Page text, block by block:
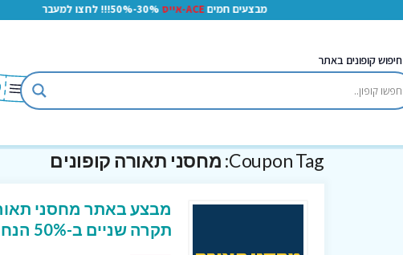
מבצעים חמיםACE-אייס 30%-50%!!! לחצו למעבר
חיפוש קופונים באתר
Coupon Tag: מחסני תאורה קופונים
מבצע באתר מחסני
תקרה שניים ב-50% הנחה !